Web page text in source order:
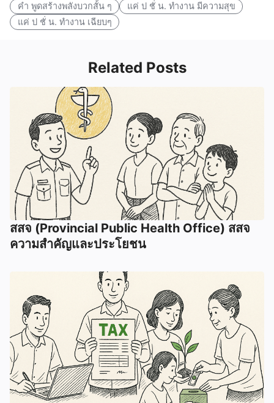
คํา พูดสร้างพลังบวกสั้น ๆ
แค่ ป ชั่ น. ทำงาน มีความสุข
แค่ ป ชั่ น. ทำงาน เฉียบๆ
Related Posts
สสจ (Provincial Public Health Office) สสจ
ความสำคัญและประโยชน